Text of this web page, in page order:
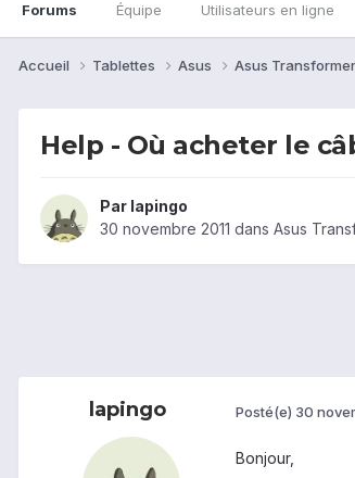
Forums Équipe Utilisateurs en ligne
Accueil Tablettes Asus Asus Transformer
Help - Où acheter le
Par lapingo
30 novembre 2011 dans Asus
lapingo Posté(e) 30
Bonjour,